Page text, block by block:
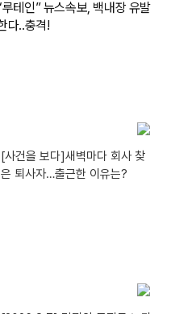
[사건을 보다]새벽마다 회사 찾
은 퇴사자…출근한 이유는?